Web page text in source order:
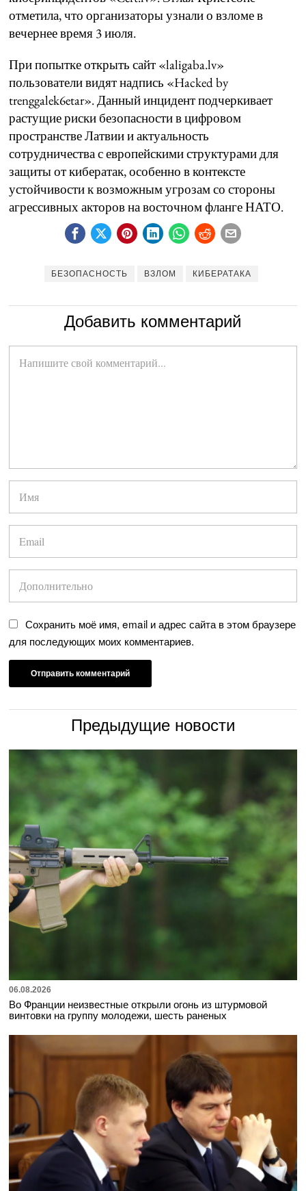
отметила, что организаторы узнали о взломе в
вечернее время 3 июля.
При попытке открыть сайт «laligaba.lv»
пользователи видят надпись «Hacked by
trenggalek6etar». Данный инцидент подчеркивает
растущие риски безопасности в цифровом
пространстве Латвии и актуальность
сотрудничества с европейскими структурами для
защиты от кибератак, особенно в контексте
устойчивости к возможным угрозам со стороны
агрессивных акторов на восточном фланге НАТО.
БЕЗОПАСНОСТЬ ВЗЛОМ КИБЕРАТАКА
Добавить комментарий
Сохранить моё имя, email и адрес сайта в этом браузере
для последующих моих комментариев.
Предыдущие новости
06.08.2026
Во Франции неизвестные открыли огонь из штурмовой
винтовки на группу молодежи, шесть раненых